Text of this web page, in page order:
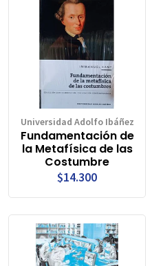
Universidad Adolfo Ibáñez
Fundamentación de
la Metafísica de las
Costumbre
$14.300